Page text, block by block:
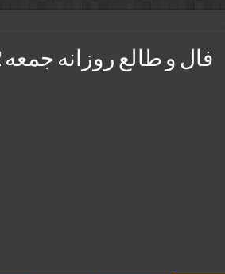
اسماء الحسنی برآورده شدن حاجت
و اذکار مجرب
فال و طالع روزانه جمعه 22 فروردین ماه 99